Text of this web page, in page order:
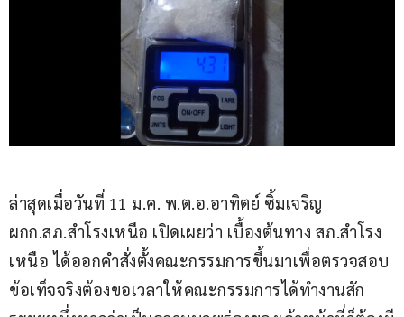
ล่าสุดเมื่อวันที่ 11 ม.ค. พ.ต.อ.อาทิตย์ ซิ้มเจริญ
ผกก.สภ.สำโรงเหนือ เปิดเผยว่า เบื้องต้นทาง สภ.สำโรง
เหนือ ได้ออกคำสั่งตั้งคณะกรรมการขึ้นมาเพื่อตรวจสอบ
ข้อเท็จจริงต้องขอเวลาให้คณะกรรมการได้ทำงานสัก